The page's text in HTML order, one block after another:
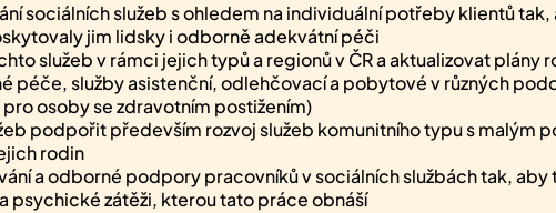
sociálních služeb s ohledem na individuální potřeby klientů
jim lidsky i odborně adekvátní péči
služeb v rámci jejich typů a regionů v ČR a aktualizovat plány
péče, služby asistenční, odlehčovací a pobytové v různých
osoby se zdravotním postižením)
podpořit především rozvoj služeb komunitního typu s malým
rodin
a odborné podpory pracovníků v sociálních službách tak,
psychické zátěži, kterou tato práce obnáší